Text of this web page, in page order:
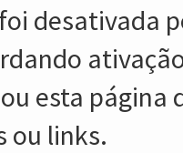
desativada
esta
ou links.